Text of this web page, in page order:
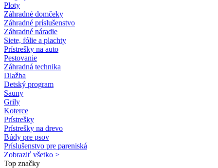
Ploty
Záhradné domčeky
Záhradné príslušenstvo
Záhradné náradie
Siete, fólie a plachty
Prístrešky na auto
Pestovanie
Záhradná technika
Dlažba
Detský program
Sauny
Grily
Koterce
Prístrešky
Prístrešky na drevo
Búdy pre psov
Príslušenstvo pre pareniská
Zobraziť všetko >
Top značky